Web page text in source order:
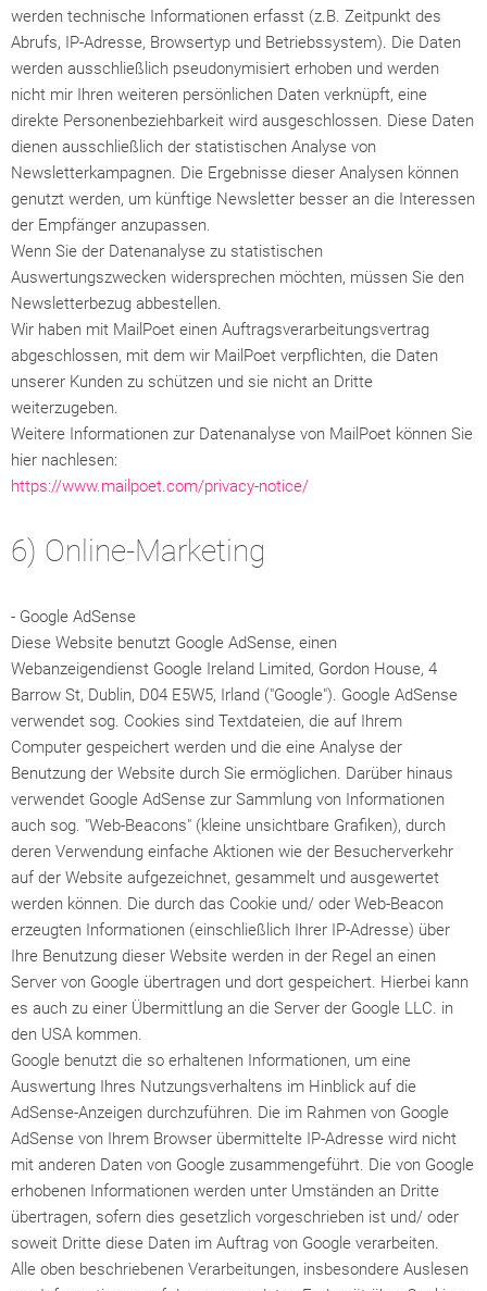
werden technische Informationen erfasst (z.B. Zeitpunkt des
Abrufs, IP-Adresse, Browsertyp und Betriebssystem). Die Daten
werden ausschließlich pseudonymisiert erhoben und werden
nicht mir Ihren weiteren persönlichen Daten verknüpft, eine
direkte Personenbeziehbarkeit wird ausgeschlossen. Diese Daten
dienen ausschließlich der statistischen Analyse von
Newsletterkampagnen. Die Ergebnisse dieser Analysen können
genutzt werden, um künftige Newsletter besser an die Interessen
der Empfänger anzupassen.
Wenn Sie der Datenanalyse zu statistischen
Auswertungszwecken widersprechen möchten, müssen Sie den
Newsletterbezug abbestellen.
Wir haben mit MailPoet einen Auftragsverarbeitungsvertrag
abgeschlossen, mit dem wir MailPoet verpflichten, die Daten
unserer Kunden zu schützen und sie nicht an Dritte
weiterzugeben.
Weitere Informationen zur Datenanalyse von MailPoet können Sie
hier nachlesen:
https://www.mailpoet.com/privacy-notice/
6) Online-Marketing
- Google AdSense
Diese Website benutzt Google AdSense, einen
Webanzeigendienst Google Ireland Limited, Gordon House, 4
Barrow St, Dublin, D04 E5W5, Irland ("Google"). Google AdSense
verwendet sog. Cookies sind Textdateien, die auf Ihrem
Computer gespeichert werden und die eine Analyse der
Benutzung der Website durch Sie ermöglichen. Darüber hinaus
verwendet Google AdSense zur Sammlung von Informationen
auch sog. "Web-Beacons" (kleine unsichtbare Grafiken), durch
deren Verwendung einfache Aktionen wie der Besucherverkehr
auf der Website aufgezeichnet, gesammelt und ausgewertet
werden können. Die durch das Cookie und/ oder Web-Beacon
erzeugten Informationen (einschließlich Ihrer IP-Adresse) über
Ihre Benutzung dieser Website werden in der Regel an einen
Server von Google übertragen und dort gespeichert. Hierbei kann
es auch zu einer Übermittlung an die Server der Google LLC. in
den USA kommen.
Google benutzt die so erhaltenen Informationen, um eine
Auswertung Ihres Nutzungsverhaltens im Hinblick auf die
AdSense-Anzeigen durchzuführen. Die im Rahmen von Google
AdSense von Ihrem Browser übermittelte IP-Adresse wird nicht
mit anderen Daten von Google zusammengeführt. Die von Google
erhobenen Informationen werden unter Umständen an Dritte
übertragen, sofern dies gesetzlich vorgeschrieben ist und/ oder
soweit Dritte diese Daten im Auftrag von Google verarbeiten.
Alle oben beschriebenen Verarbeitungen, insbesondere Auslesen